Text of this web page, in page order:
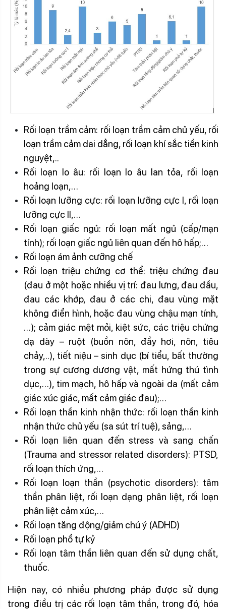
Rối loạn trầm cảm: rối loạn trầm cảm chủ yếu, rối
loạn trầm cảm dai dẳng, rối loạn khí sắc tiền kinh
nguyệt,..
Rối loạn lo âu: rối loạn lo âu lan tỏa, rối loạn
hoảng loạn,…
Rối loạn lưỡng cực: rối loạn lưỡng cực I, rối loạn
lưỡng cực II,…
Rối loạn giấc ngủ: rối loạn mất ngủ (cấp/mạn
tính); rối loạn giấc ngủ liên quan đến hô hấp;…
Rối loạn ám ảnh cưỡng chế
Rối loạn triệu chứng cơ thể: triệu chứng đau
(đau ở một hoặc nhiều vị trí: đau lưng, đau đầu,
đau các khớp, đau ở các chi, đau vùng mặt
không điển hình, hoặc đau vùng chậu mạn tính,
…); cảm giác mệt mỏi, kiệt sức, các triệu chứng
dạ dày – ruột (buồn nôn, đầy hơi, nôn, tiêu
chảy,..), tiết niệu – sinh dục (bí tiểu, bất thường
trong sự cương dương vật, mất hứng thú tình
dục,…), tim mạch, hô hấp và ngoài da (mất cảm
giác xúc giác, mất cảm giác đau);…
Rối loạn thần kinh nhận thức: rối loạn thần kinh
nhận thức chủ yếu (sa sút trí tuệ), sảng,…
Rối loạn liên quan đến stress và sang chấn
(Trauma and stressor related disorders): PTSD,
rối loạn thích ứng,…
Rối loạn loạn thần (psychotic disorders): tâm
thần phân liệt, rối loạn dạng phân liệt, rối loạn
phân liệt cảm xúc,…
Rối loạn tăng động/giảm chú ý (ADHD)
Rối loạn phổ tự kỷ
Rối loạn tâm thần liên quan đến sử dụng chất,
thuốc.
Hiện nay, có nhiều phương pháp được sử dụng
trong điều trị các rối loạn tâm thần, trong đó, hóa